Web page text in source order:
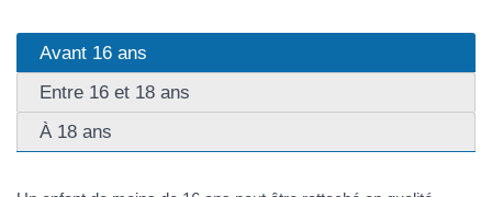
Avant 16 ans
Entre 16 et 18 ans
À 18 ans